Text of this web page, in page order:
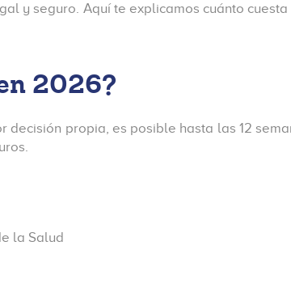
y seguro. Aquí te explicamos cuánto
2026?
propia, es posible hasta las 12
la Salud